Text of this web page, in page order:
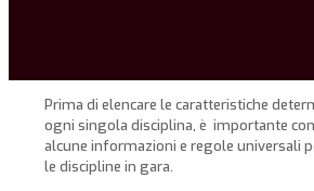
Prima di elencare le caratteristiche
ogni singola disciplina, è importante
alcune informazioni e regole universali
le discipline in gara.